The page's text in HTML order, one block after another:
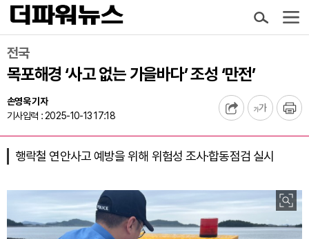
전국
목포해경 ‘사고 없는 가을바다’ 조성 ‘만전’
손영욱 기자
기사입력 : 2025-10-13 17:18
행락철 연안사고 예방을 위해 위험성 조사·합동점검 실시